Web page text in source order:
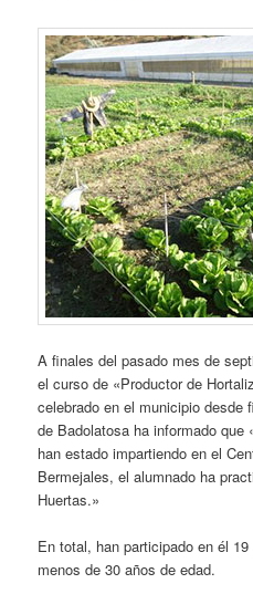
A finales del pasado mes de
el curso de «Productor de
celebrado en el municipio
de Badolatosa ha informado
han estado impartiendo en el
Bermejales, el alumnado ha
Huertas.»
En total, han participado en él
menos de 30 años de edad.